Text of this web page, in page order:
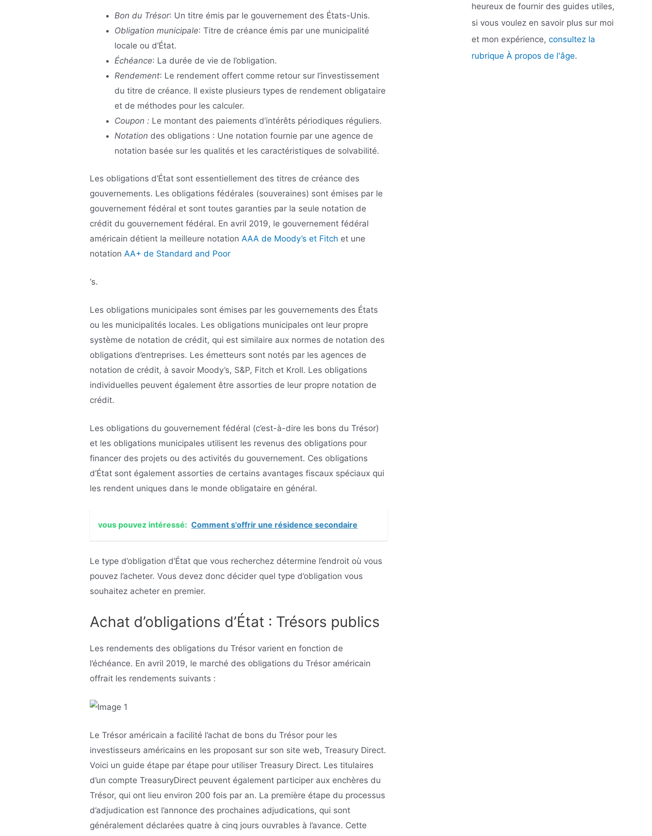
Bon du Trésor: Un titre émis par le gouvernement des États-Unis.
Obligation municipale: Titre de créance émis par une municipalité
locale ou d’État.
Échéance: La durée de vie de l’obligation.
Rendement: Le rendement offert comme retour sur l’investissement
du titre de créance. Il existe plusieurs types de rendement obligataire
et de méthodes pour les calculer.
Coupon : Le montant des paiements d’intérêts périodiques réguliers.
Notation des obligations : Une notation fournie par une agence de
notation basée sur les qualités et les caractéristiques de solvabilité.
Les obligations d’État sont essentiellement des titres de créance des
gouvernements. Les obligations fédérales (souveraines) sont émises par le
gouvernement fédéral et sont toutes garanties par la seule notation de
crédit du gouvernement fédéral. En avril 2019, le gouvernement fédéral
américain détient la meilleure notation AAA de Moody’s et Fitch et une
notation AA+ de Standard and Poor
‘s.
Les obligations municipales sont émises par les gouvernements des États
ou les municipalités locales. Les obligations municipales ont leur propre
système de notation de crédit, qui est similaire aux normes de notation des
obligations d’entreprises. Les émetteurs sont notés par les agences de
notation de crédit, à savoir Moody’s, S&P, Fitch et Kroll. Les obligations
individuelles peuvent également être assorties de leur propre notation de
crédit.
Les obligations du gouvernement fédéral (c’est-à-dire les bons du Trésor)
et les obligations municipales utilisent les revenus des obligations pour
financer des projets ou des activités du gouvernement. Ces obligations
d’État sont également assorties de certains avantages fiscaux spéciaux qui
les rendent uniques dans le monde obligataire en général.
vous pouvez intéressé: Comment s'offrir une résidence secondaire
Le type d’obligation d’État que vous recherchez détermine l’endroit où vous
pouvez l’acheter. Vous devez donc décider quel type d’obligation vous
souhaitez acheter en premier.
Achat d’obligations d’État : Trésors publics
Les rendements des obligations du Trésor varient en fonction de
l’échéance. En avril 2019, le marché des obligations du Trésor américain
offrait les rendements suivants :
Le Trésor américain a facilité l’achat de bons du Trésor pour les
investisseurs américains en les proposant sur son site web, Treasury Direct.
Voici un guide étape par étape pour utiliser Treasury Direct. Les titulaires
d’un compte TreasuryDirect peuvent également participer aux enchères du
Trésor, qui ont lieu environ 200 fois par an. La première étape du processus
d’adjudication est l’annonce des prochaines adjudications, qui sont
généralement déclarées quatre à cinq jours ouvrables à l’avance. Cette
heureux de fournir des guides utiles,
si vous voulez en savoir plus sur moi
et mon expérience, consultez la
rubrique À propos de l'âge.